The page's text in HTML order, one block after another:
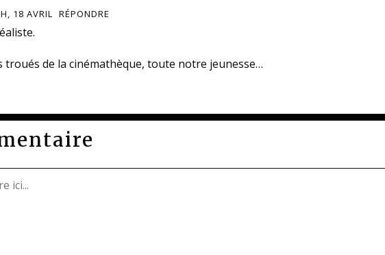
18 AVRIL RÉPONDRE
troués de la cinémathèque, toute notre jeunesse…